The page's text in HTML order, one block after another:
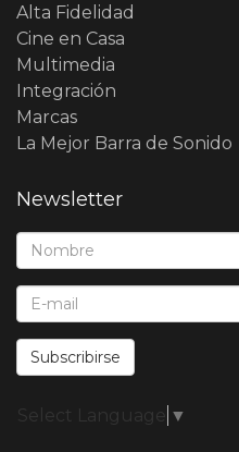
Alta Fidelidad
Cine en Casa
Multimedia
Integración
Marcas
La Mejor Barra de Sonido
Newsletter
Nombre*:
E-Mail*:
Subscribirse
Select Language ▼